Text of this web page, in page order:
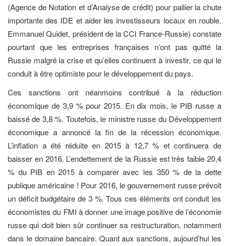
(Agence de Notation et d’Analyse de crédit) pour pallier la chute
importante des IDE et aider les investisseurs locaux en rouble.
Emmanuel Quidet, président de la CCI France-Russie) constate
pourtant que les entreprises françaises n’ont pas quitté la
Russie malgré la crise et qu’elles continuent à investir, ce qui le
conduit à être optimiste pour le développement du pays.
Ces sanctions ont néanmoins contribué à la réduction
économique de 3,9 % pour 2015. En dix mois, le PIB russe a
baissé de 3,8 %. Toutefois, le ministre russe du Développement
économique a annoncé la fin de la récession économique.
L’inflation a été réduite en 2015 à 12,7 % et conti­nuera de
baisser en 2016. L’endettement de la Russie est très faible 20,4
% du PIB en 2015 à comparer avec les 350 % de la dette
publique améri­caine ! Pour 2016, le gouvernement russe prévoit
un déficit budgétaire de 3 %. Tous ces éléments ont conduit les
économistes du FMI à donner une image positive de l’économie
russe qui doit bien sûr continuer sa restructu­ration, notamment
dans le domaine bancaire. Quant aux sanctions, aujourd’hui les